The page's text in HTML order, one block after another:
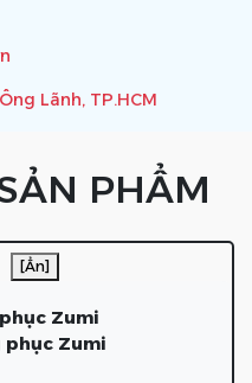
Lãnh, TP.HCM
PHẨM
[Ẩn]
Zumi
phục Zumi